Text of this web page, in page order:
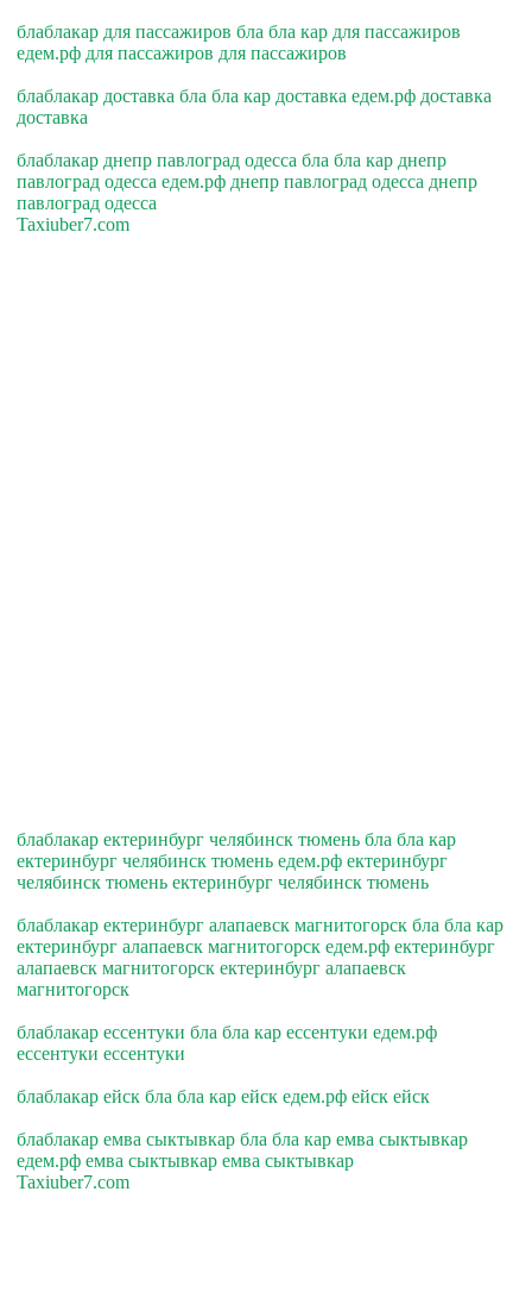
блаблакар для пассажиров бла бла кар для пассажиров
едем.рф для пассажиров для пассажиров
блаблакар доставка бла бла кар доставка едем.рф доставка
доставка
блаблакар днепр павлоград одесса бла бла кар днепр
павлоград одесса едем.рф днепр павлоград одесса днепр
павлоград одесса
Taxiuber7.com
блаблакар ектеринбург челябинск тюмень бла бла кар
ектеринбург челябинск тюмень едем.рф ектеринбург
челябинск тюмень ектеринбург челябинск тюмень
блаблакар ектеринбург алапаевск магнитогорск бла бла кар
ектеринбург алапаевск магнитогорск едем.рф ектеринбург
алапаевск магнитогорск ектеринбург алапаевск
магнитогорск
блаблакар ессентуки бла бла кар ессентуки едем.рф
ессентуки ессентуки
блаблакар ейск бла бла кар ейск едем.рф ейск ейск
блаблакар емва сыктывкар бла бла кар емва сыктывкар
едем.рф емва сыктывкар емва сыктывкар
Taxiuber7.com